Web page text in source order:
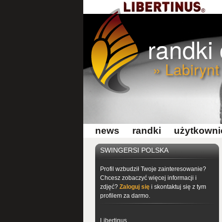
»
news randki
SWINGERSI POLSKA
Profil wzbudził Twoje zainteresowanie?
Chcesz zobaczyć więcej informacji i
zdjęć? Zaloguj się i skontaktuj się z tym
profilem za darmo.
Libertinus